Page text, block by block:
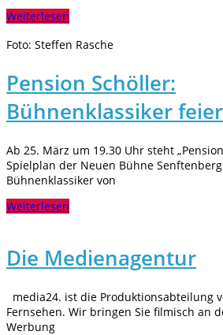
Weiterlesen
Foto: Steffen Rasche
Pension Schöller:
Bühnenklassiker
Ab 25. März um 19.30 Uhr steht
Spielplan der Neuen Bühne
Bühnenklassiker von
Weiterlesen
Die Medienagentur
media24. ist die Produktionsabteilung
Fernsehen. Wir bringen Sie filmisch an
Werbung